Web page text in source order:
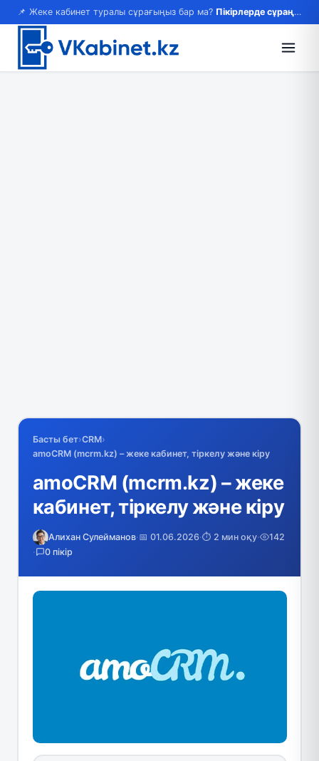
📌 Жеке кабинет туралы сұрағыңыз бар ма? Пікірлерде сұраңыз — жауап береміз!
Басты бет›CRM›
amoCRM (mcrm.kz) – жеке кабинет, тіркелу және кіру
amoCRM (mcrm.kz) – жеке
кабинет, тіркелу және кіру
Алихан Сулейманов·📅 01.06.2026·⏱️ 2 мин оқу·
142
·
0 пікір